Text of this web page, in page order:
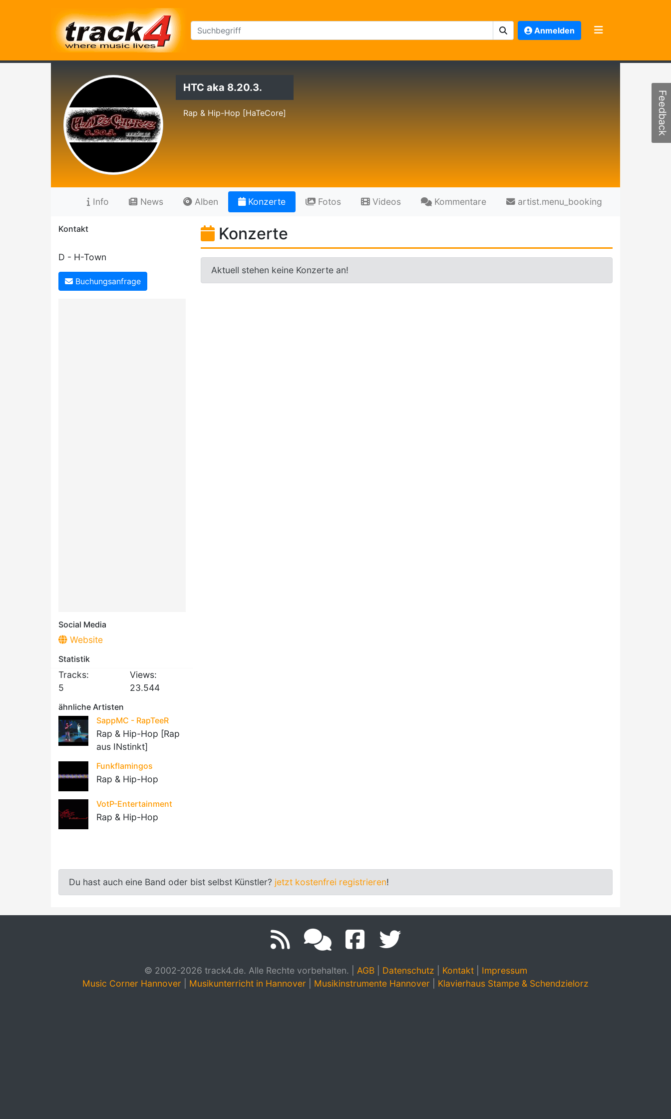
Anmelden
HTC aka 8.20.3.
Rap & Hip-Hop [HaTeCore]
Info News Alben Konzerte Fotos Videos Kommentare artist.menu_booking
Kontakt
D - H-Town
Buchungsanfrage
Social Media
Website
Statistik
Tracks:
5
Views:
23.544
ähnliche Artisten
SappMC - RapTeeR
Rap & Hip-Hop [Rap
aus INstinkt]
Funkflamingos
Rap & Hip-Hop
VotP-Entertainment
Rap & Hip-Hop
Konzerte
Aktuell stehen keine Konzerte an!
Du hast auch eine Band oder bist selbst Künstler? jetzt kostenfrei registrieren!
© 2002-2026 track4.de. Alle Rechte vorbehalten. AGB| Datenschutz Kontakt| Impressum
Music Corner Hannover
Musikunterricht in Hannover Musikinstrumente Hannover Klavierhaus Stampe & Schendzielorz
Feedback